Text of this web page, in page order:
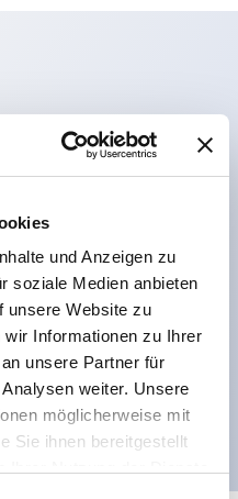
und Anzeigen zu
soziale Medien anbieten
unsere Website zu
Informationen zu Ihrer
unsere Partner für
weiter. Unsere
möglicherweise mit
Sie ihnen bereitgestellt
ermöglicht eine 4-
der
2-Aktions-
IP20-